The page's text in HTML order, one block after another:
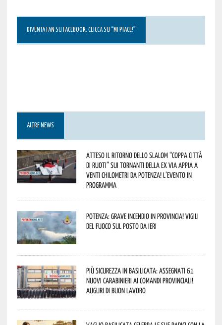
DIVENTA FAN SU FACEBOOK, CLICCA SU “MI PIACE!”
ALTRE NEWS
Atteso il ritorno dello slalom “Coppa Città
di Ruoti” sui tornanti della ex via Appia a
venti chilometri da Potenza! L’evento in
programma
Potenza: grave incendio in Provincia! Vigili
del fuoco sul posto da ieri
Più sicurezza in Basilicata: assegnati 61
nuovi Carabinieri ai Comandi provinciali!
Auguri di buon lavoro